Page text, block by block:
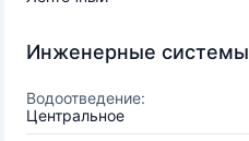
Инженерные системы
Водоотведение:
Центральное